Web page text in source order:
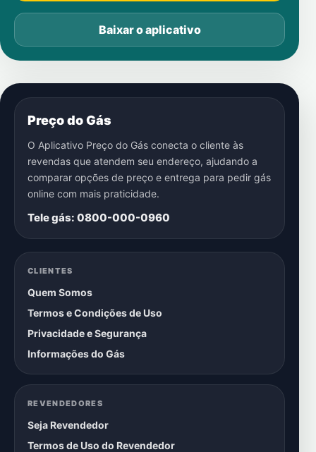
Baixar o aplicativo
Preço do Gás
O Aplicativo Preço do Gás conecta o cliente às
revendas que atendem seu endereço, ajudando a
comparar opções de preço e entrega para pedir gás
online com mais praticidade.
Tele gás: 0800-000-0960
CLIENTES
Quem Somos
Termos e Condições de Uso
Privacidade e Segurança
Informações do Gás
REVENDEDORES
Seja Revendedor
Termos de Uso do Revendedor